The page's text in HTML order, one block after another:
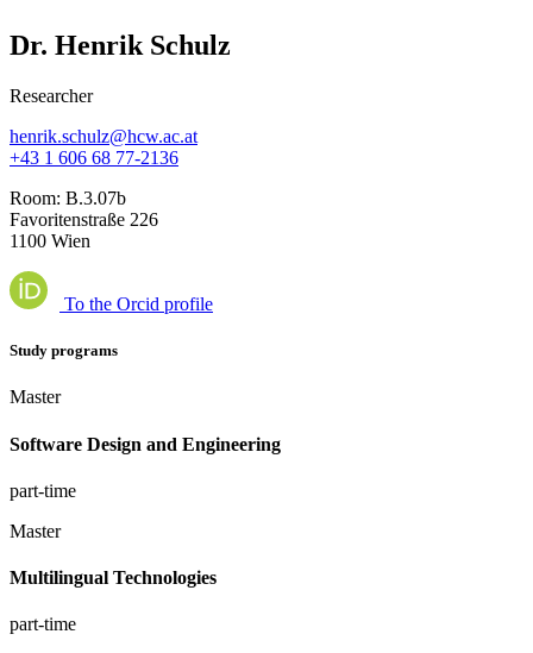
Dr. Henrik Schulz
Researcher
henrik.schulz@hcw.ac.at
+43 1 606 68 77-2136
Room: B.3.07b
Favoritenstraße 226
1100 Wien
To the Orcid profile
Study programs
Master
Software Design and Engineering
part-time
Master
Multilingual Technologies
part-time